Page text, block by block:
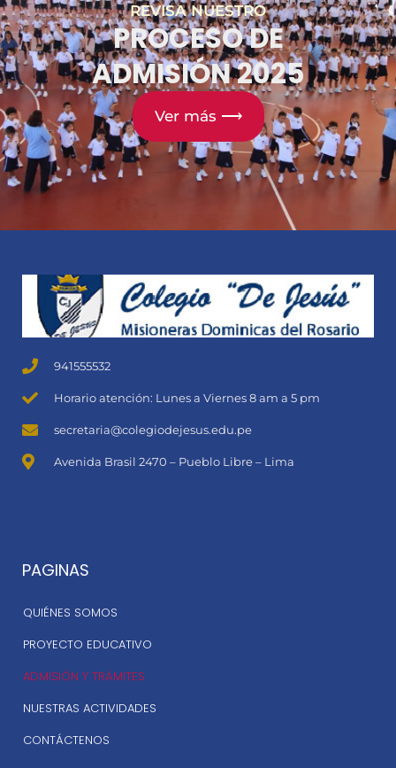
REVISA NUESTRO
PROCESO DE
ADMISIÓN 2025
Ver más ⟶
941555532
Horario atención: Lunes a Viernes 8 am a 5 pm
secretaria@colegiodejesus.edu.pe
Avenida Brasil 2470 – Pueblo Libre – Lima
PAGINAS
QUIÉNES SOMOS
PROYECTO EDUCATIVO
ADMISIÓN Y TRÁMITES
NUESTRAS ACTIVIDADES
CONTÁCTENOS